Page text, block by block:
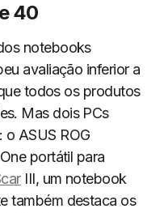
40
notebooks
avaliação inferior a
todos os produtos
Mas dois PCs
o ASUS ROG
portátil para
III, um notebook
também destaca os